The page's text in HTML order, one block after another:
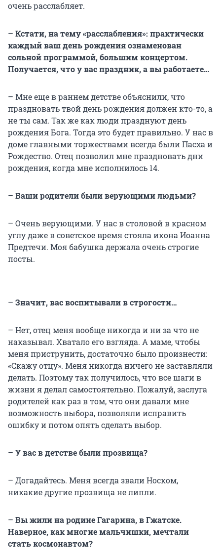
очень расслабляет.
– Кстати, на тему «расслабления»: практически
каждый ваш день рождения ознаменован
сольной программой, большим концертом.
Получается, что у вас праздник, а вы работаете…
– Мне еще в раннем детстве объяснили, что
праздновать твой день рождения должен кто-то, а
не ты сам. Так же как люди празднуют день
рождения Бога. Тогда это будет правильно. У нас в
доме главными торжествами всегда были Пасха и
Рождество. Отец позволил мне праздновать дни
рождения, когда мне исполнилось 14.
– Ваши родители были верующими людьми?
– Очень верующими. У нас в столовой в красном
углу даже в советское время стояла икона Иоанна
Предтечи. Моя бабушка держала очень строгие
посты.
– Значит, вас воспитывали в строгости…
– Нет, отец меня вообще никогда и ни за что не
наказывал. Хватало его взгляда. А маме, чтобы
меня приструнить, достаточно было произнести:
«Скажу отцу». Меня никогда ничего не заставляли
делать. Поэтому так получилось, что все шаги в
жизни я делал самостоятельно. Пожалуй, заслуга
родителей как раз в том, что они давали мне
возможность выбора, позволяли исправить
ошибку и потом опять сделать выбор.
– У вас в детстве были прозвища?
– Догадайтесь. Меня всегда звали Носком,
никакие другие прозвища не липли.
– Вы жили на родине Гагарина, в Гжатске.
Наверное, как многие мальчишки, мечтали
стать космонавтом?